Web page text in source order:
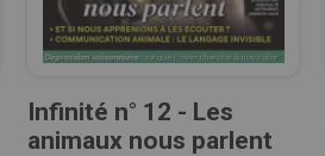
Infinité n° 12 - Les
animaux nous parlent